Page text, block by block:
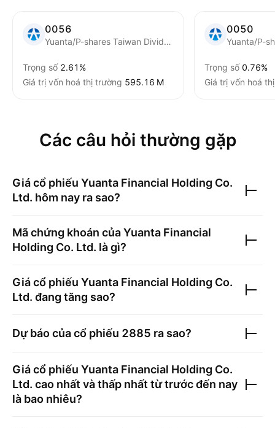
0056
Yuanta/P-shares Taiwan Dividend Plus ETF
Trọng số 2.61%
Giá trị vốn hoá thị trường ‪595.16 M‬
0050
Trọng số 0.76%
Giá trị vốn hoá
Các câu hỏi thường gặp
Giá cổ phiếu Yuanta Financial Holding Co.
Ltd. hôm nay ra sao?
Mã chứng khoán củaYuanta Financial
Holding Co. Ltd. là gì?
Giá cổ phiếu Yuanta Financial Holding Co.
Ltd. đang tăng sao?
Dự báo của cổ phiếu 2885 ra sao?
Giá cổ phiếu Yuanta Financial Holding Co.
Ltd. cao nhất và thấp nhất từ trước đến nay
là bao nhiêu?